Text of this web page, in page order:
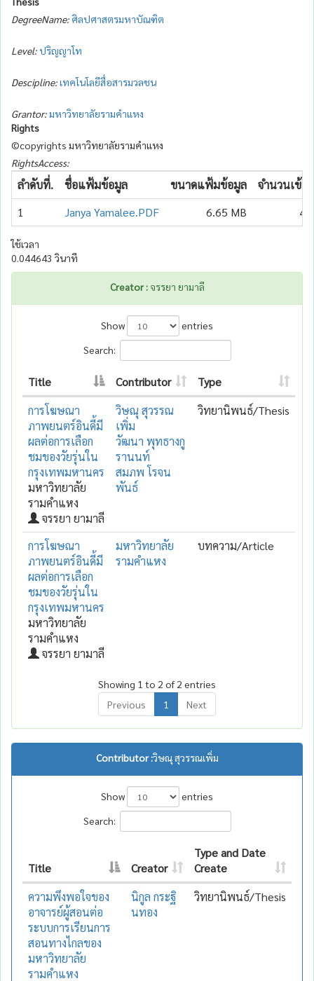
DegreeName: ศิลปศาสตรมหาบัณฑิต
Level:ปริญญาโท
Descipline:เทคโนโลยีสื่อสารมวลชน
Grantor:มหาวิทยาลัยรามคำแหง
Rights
©copyrights มหาวิทยาลัยรามคำแหง
RightsAccess:
ลำดับที่. ชื่อแฟ้มข้อมูล ขนาดแฟ้มข้อมูล
จำนวนเข้า
1
Janya Yamalee.PDF 6.65 MB
ใช้เวลา
0.044643 วินาที
Creator :จรรยา ยามาลี
Show
entries
Search:
Title Contributor
Type
การโฆษณา
ภาพยนตร์อินดี้มี
ผลต่อการเลือก
ชมของวัยรุ่นใน
กรุงเทพมหานคร
มหาวิทยาลัย
รามคำแหง
จรรยา ยามาลี
วิษณุ สุวรรณ
เพิ่ม
วัฒนา พุทธางกู
รานนท์
สมภพ โรจน
พันธ์
วิทยานิพนธ์/Thesis
การโฆษณา
ภาพยนตร์อินดี้มี
ผลต่อการเลือก
ชมของวัยรุ่นใน
กรุงเทพมหานคร
มหาวิทยาลัย
รามคำแหง
จรรยา ยามาลี
มหาวิทยาลัย
รามคำแหง
บทความ/Article
Showing 1 to 2 of 2 entries
Previous
1 Next
Contributor :วิษณุ สุวรรณเพิ่ม
Show
entries
Search:
Title Creator
Type and Date
Create
ความพึงพอใจของ
อาจารย์ผู้สอนต่อ
ระบบการเรียนการ
สอนทางไกลของ
มหาวิทยาลัย
รามคำแหง
นิกูล กระฐิ
นทอง
วิทยานิพนธ์/Thesis